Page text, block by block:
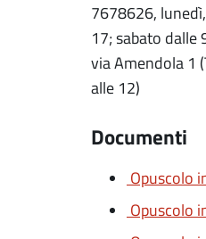
7678626,
17; sabato dalle
via Amendola 1
alle 12)
Documenti
Opuscolo
Opuscolo